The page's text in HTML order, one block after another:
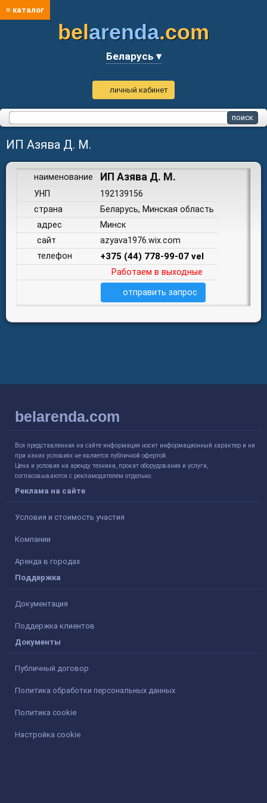
≡ каталог
belarenda.com
Беларусь ▾
личный кабинет
ИП Азява Д. М.
наименование ИП Азява Д. М.
УНП
192139156
страна
Беларусь, Минская область
адрес
Минск
сайт
azyava1976.wix.com
телефон
+375 (44) 778-99-07 vel
Работаем в выходные
отправить запрос
belarenda.com
Вся представленная на сайте информация носит информационный характер и ни
при каких условиях не является публичной офертой.
Цена и условия на аренду техники, прокат оборудования и услуги,
согласовываются с рекламодателем отдельно.
Реклама на сайте
Условия и стоимость участия
Компании
Аренда в городах
Поддержка
Документация
Поддержка клиентов
Документы
Публичный договор
Политика обработки персональных данных
Политика cookie
Настройка cookie